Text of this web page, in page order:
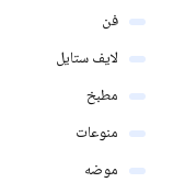
فن
لايف ستايل
مطبخ
منوعات
موضه